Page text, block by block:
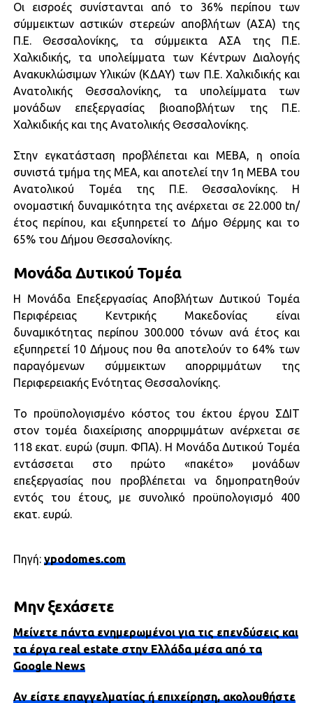
Οι εισροές συνίστανται από το 36% περίπου των
σύμμεικτων αστικών στερεών αποβλήτων (ΑΣΑ) της
Π.Ε. Θεσσαλονίκης, τα σύμμεικτα ΑΣΑ της Π.Ε.
Χαλκιδικής, τα υπολείμματα των Κέντρων Διαλογής
Ανακυκλώσιμων Υλικών (ΚΔΑΥ) των Π.Ε. Χαλκιδικής και
Ανατολικής Θεσσαλονίκης, τα υπολείμματα των
μονάδων επεξεργασίας βιοαποβλήτων της Π.Ε.
Χαλκιδικής και της Ανατολικής Θεσσαλονίκης.
Στην εγκατάσταση προβλέπεται και ΜΕΒΑ, η οποία
συνιστά τμήμα της ΜΕΑ, και αποτελεί την 1η ΜΕΒΑ του
Ανατολικού Τομέα της Π.Ε. Θεσσαλονίκης. Η
ονομαστική δυναμικότητα της ανέρχεται σε 22.000 tn/
έτος περίπου, και εξυπηρετεί το Δήμο Θέρμης και το
65% του Δήμου Θεσσαλονίκης.
Μονάδα Δυτικού Τομέα
Η Μονάδα Επεξεργασίας Αποβλήτων Δυτικού Τομέα
Περιφέρειας Κεντρικής Μακεδονίας είναι
δυναμικότητας περίπου 300.000 τόνων ανά έτος και
εξυπηρετεί 10 Δήμους που θα αποτελούν το 64% των
παραγόμενων σύμμεικτων απορριμμάτων της
Περιφερειακής Ενότητας Θεσσαλονίκης.
Το προϋπολογισμένο κόστος του έκτου έργου ΣΔΙΤ
στον τομέα διαχείρισης απορριμμάτων ανέρχεται σε
118 εκατ. ευρώ (συμπ. ΦΠΑ). Η Μονάδα Δυτικού Τομέα
εντάσσεται στο πρώτο «πακέτο» μονάδων
επεξεργασίας που προβλέπεται να δημοπρατηθούν
εντός του έτους, με συνολικό προϋπολογισμό 400
εκατ. ευρώ.
Πηγή: ypodomes.com
Μην ξεχάσετε
Μείνετε πάντα ενημερωμένοι για τις επενδύσεις και
τα έργα real estate στην Ελλάδα μέσα από τα
Google News
Αν είστε επαγγελματίας ή επιχείρηση, ακολουθήστε